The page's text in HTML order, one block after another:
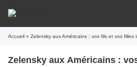
Accueil » Zelensky aux Américains : vos fils et vos filles
Zelensky aux Américains :